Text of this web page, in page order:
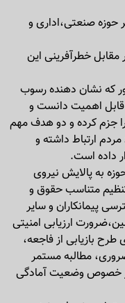
صنعتی،اداری و
خطر‌آفرینی این
که نشان دهنده رسوب
اهمیت دانست و
جزم کرده و دو هدف مهم
ارتباط داشته و
داده است.
به پالایش نیروی
متناسب حقوق و
پیمانکاران و سایر
ارزیابی امنیتی
بازیابی از فاجعه،
مطالبه مستمر
خصوص وضعیت آمادگی